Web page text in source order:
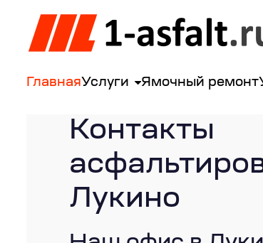
ГлавнаяУслуги Ямочный ремонт
Контакты
Лукино